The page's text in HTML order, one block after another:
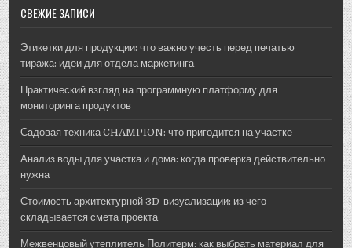
СВЕЖИЕ ЗАПИСИ
Этикетки для продукции: что важно учесть перед печатью
тиража: идеи для отдела маркетинга
Практический взгляд на программную платформу для
мониторинга продуктов
Садовая техника CHAMPION: что пригодится на участке
Анализ воды для участка и дома: когда проверка действительно
нужна
Стоимость архитектурной 3D-визуализации: из чего
складывается смета проекта
Межвенцовый утеплитель Политерм: как выбрать материал для